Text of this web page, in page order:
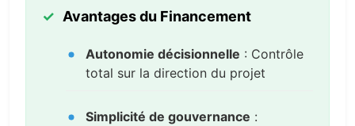
Avantages du Financement
Autonomie décisionnelle : Contrôle
total sur la direction du projet
Simplicité de gouvernance :